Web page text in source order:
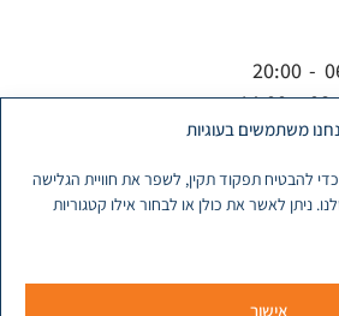
משתמשים בעוגיות
להבטיח תפקוד תקין, לשפר את חוויית הגלישה
ניתן לאשר את כולן או לבחור אילו קטגוריות
אישור
ל ©